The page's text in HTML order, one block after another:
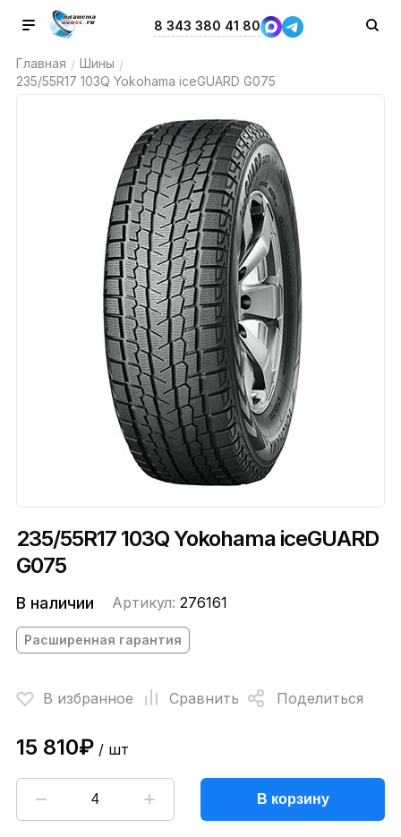
8 343 380 41 80
Главная / Шины /
235/55R17 103Q Yokohama iceGUARD G075
235/55R17 103Q Yokohama iceGUARD
G075
В наличии Артикул: 276161
Расширенная гарантия
В избранное Сравнить Поделиться
15 810₽/ шт
В корзину